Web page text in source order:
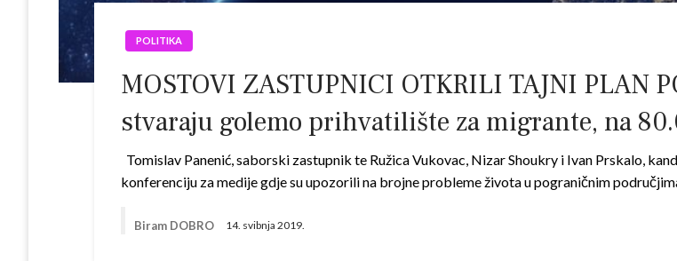
POLITIKA
MOSTOVI ZASTUPNICI OTKRILI TAJNI PLAN
stvaraju golemo prihvatilište za migrante, na
Tomislav Panenić, saborski zastupnik te Ružica Vukovac, Nizar Shoukry i Ivan Prskalo,
konferenciju za medije gdje su upozorili na brojne probleme života u pograničnim
Biram DOBRO 14. svibnja 2019.